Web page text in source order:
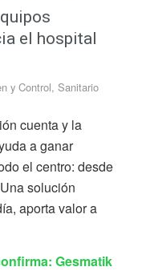
el hospital
y Control, Sanitario
cuenta y la
a ganar
el centro: desde
solución
aporta valor a
Gesmatik